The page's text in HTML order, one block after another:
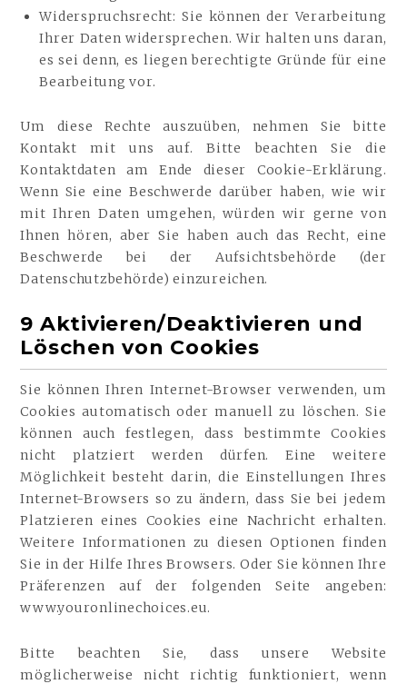
Widerspruchsrecht: Sie können der Verarbeitung
Ihrer Daten widersprechen. Wir halten uns daran,
es sei denn, es liegen berechtigte Gründe für eine
Bearbeitung vor.
Um diese Rechte auszuüben, nehmen Sie bitte
Kontakt mit uns auf. Bitte beachten Sie die
Kontaktdaten am Ende dieser Cookie-Erklärung.
Wenn Sie eine Beschwerde darüber haben, wie wir
mit Ihren Daten umgehen, würden wir gerne von
Ihnen hören, aber Sie haben auch das Recht, eine
Beschwerde bei der Aufsichtsbehörde (der
Datenschutzbehörde) einzureichen.
9 Aktivieren/Deaktivieren und
Löschen von Cookies
Sie können Ihren Internet-Browser verwenden, um
Cookies automatisch oder manuell zu löschen. Sie
können auch festlegen, dass bestimmte Cookies
nicht platziert werden dürfen. Eine weitere
Möglichkeit besteht darin, die Einstellungen Ihres
Internet-Browsers so zu ändern, dass Sie bei jedem
Platzieren eines Cookies eine Nachricht erhalten.
Weitere Informationen zu diesen Optionen finden
Sie in der Hilfe Ihres Browsers. Oder Sie können Ihre
Präferenzen auf der folgenden Seite angeben:
www.youronlinechoices.eu.
Bitte beachten Sie, dass unsere Website
möglicherweise nicht richtig funktioniert, wenn